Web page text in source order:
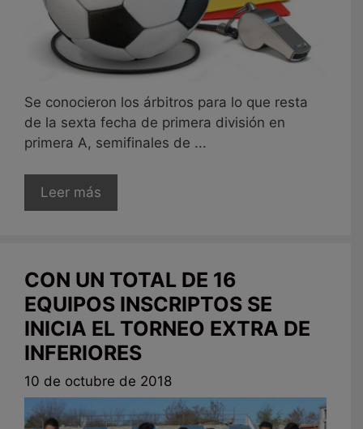
Se conocieron los árbitros para lo que resta
de la sexta fecha de primera división en
primera A, semifinales de ...
Leer más
CON UN TOTAL DE 16
EQUIPOS INSCRIPTOS SE
INICIA EL TORNEO EXTRA DE
INFERIORES
10 de octubre de 2018